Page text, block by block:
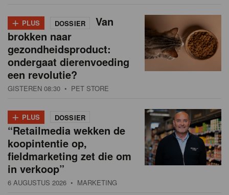
+ PLUS DOSSIER
Van
brokken naar
gezondheidsproduct:
ondergaat dierenvoeding
een revolutie?
GISTEREN 08:30 • PET STORE
+ PLUS DOSSIER
“Retailmedia wekken de
koopintentie op,
fieldmarketing zet die om
in verkoop”
6 AUGUSTUS 2026 • MARKETING